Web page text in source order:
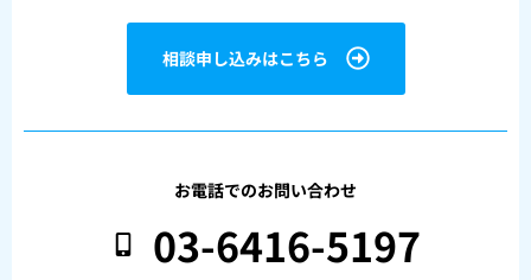
相談申し込みはこちら
お電話でのお問い合わせ
03-6416-5197